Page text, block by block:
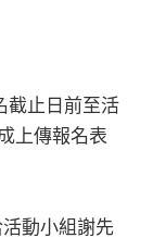
截止日前至活
上傳報名表
動小組謝先